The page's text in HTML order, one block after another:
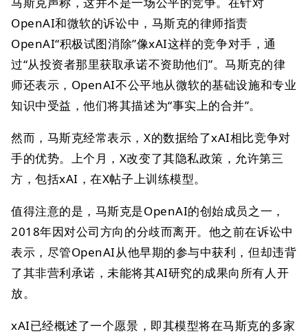
OpenAI和微软的诉讼中，马斯克的律师指责
OpenAI“积极试图消除”像xAI这样的竞争对手，通
过“从投资者那里获取承诺不资助他们”。马斯克的律
师还表示，OpenAI不公平地从微软的基础设施和专业
知识中受益，他们将其描述为“事实上的合并”。
然而，马斯克经常表示，X的数据给了xAI相比竞争对
手的优势。上个月，X改变了其隐私政策，允许第三
方，包括xAI，在X帖子上训练模型。
值得注意的是，马斯克是OpenAI的创始成员之一，
2018年因对公司方向的分歧而离开。他之前在诉讼中
表示，尽管OpenAI从他早期的参与中获利，但却违背
了其非营利承诺，未能将其AI研究的成果向所有人开
放。
xAI已经概述了一个愿景，即其模型将在马斯克的多家